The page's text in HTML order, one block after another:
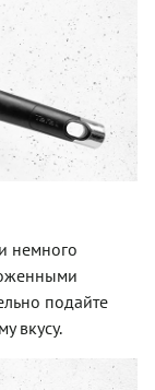
немного
подайте
вкусу.